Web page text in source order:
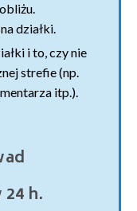
działki.
i to, czy nie
strefie (np.
itp.).
h.